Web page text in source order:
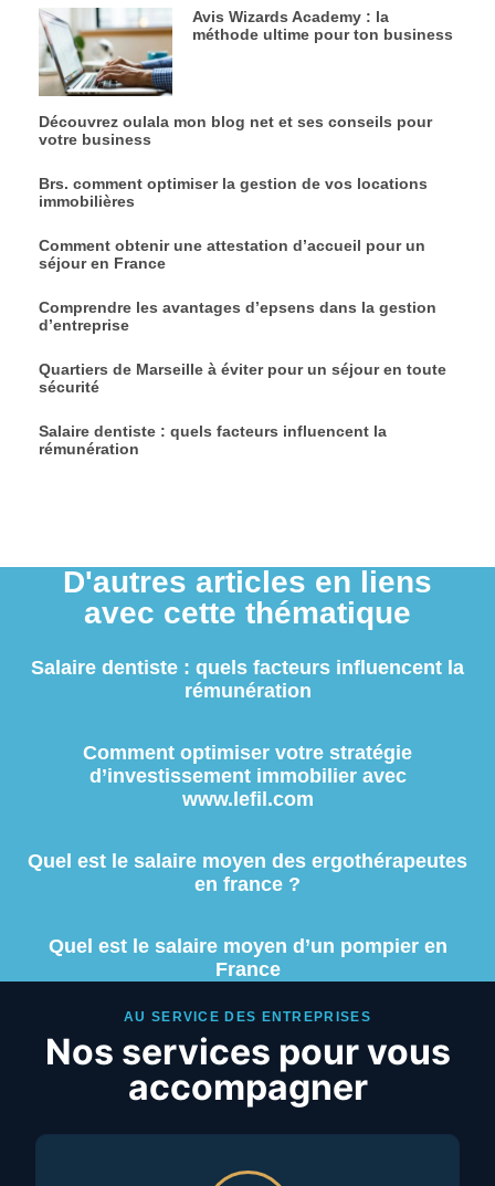
Avis Wizards Academy : la
méthode ultime pour ton business
Découvrez oulala mon blog net et ses conseils pour
votre business
Brs. comment optimiser la gestion de vos locations
immobilières
Comment obtenir une attestation d’accueil pour un
séjour en France
Comprendre les avantages d’epsens dans la gestion
d’entreprise
Quartiers de Marseille à éviter pour un séjour en toute
sécurité
Salaire dentiste : quels facteurs influencent la
rémunération
D'autres articles en liens
avec cette thématique
Salaire dentiste : quels facteurs influencent la
rémunération
Comment optimiser votre stratégie
d’investissement immobilier avec
www.lefil.com
Quel est le salaire moyen des ergothérapeutes
en france ?
Quel est le salaire moyen d’un pompier en
France
AU SERVICE DES ENTREPRISES
Nos services pour vous
accompagner